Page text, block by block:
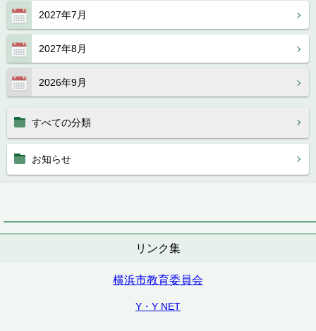
2027年7月
2027年8月
2026年9月
すべての分類
お知らせ
リンク集
横浜市教育委員会
Y・Y NET